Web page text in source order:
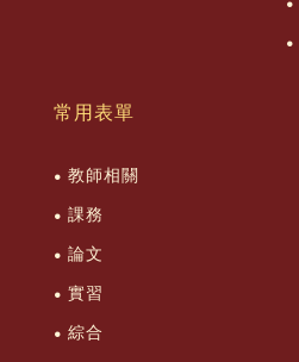
常用表單
教師相關
課務
論文
實習
綜合